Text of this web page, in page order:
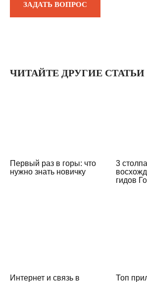
ЗАДАТЬ ВОПРОС
ЧИТАЙТЕ ДРУГИЕ СТАТЬИ
Первый раз в горы: что
нужно знать новичку
3
гидов
Интернет и связь в
Топ